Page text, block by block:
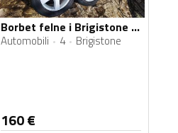
Borbet felne i Brigistone gume
Automobili 4 Brigistone
160€